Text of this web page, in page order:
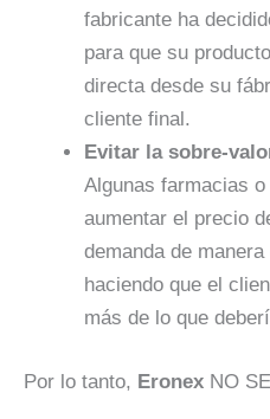
fabricante ha
para que su
directa desde su
cliente final.
Evitar la sobre-
Algunas farmacias
aumentar el precio
demanda de
haciendo que el
más de lo que
Por lo tanto, Eronex NO